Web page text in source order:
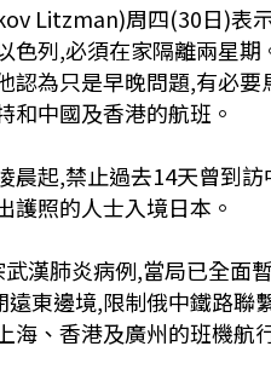
Litzman)周四(30日)表
色列,必須在家隔離兩星
認為只是早晚問題,有必要
和中國及香港的航班。
晨起,禁止過去14天曾到
護照的人士入境日本。
漢肺炎病例,當局已全面
東邊境,限制俄中鐵路聯
海、香港及廣州的班機航